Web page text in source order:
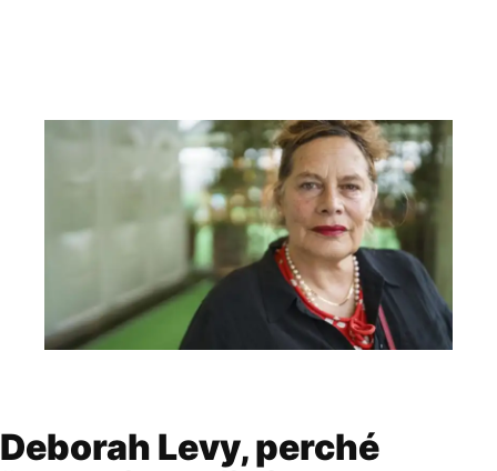
Deborah Levy, perché